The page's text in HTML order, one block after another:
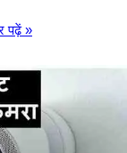
पढ़ें »